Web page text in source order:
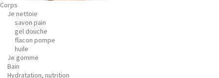
Corps
Je nettoie
savon pain
gel douche
flacon pompe
huile
Je gomme
Bain
Hydratation, nutrition